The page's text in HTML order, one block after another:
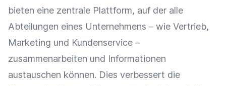
bieten eine zentrale Plattform, auf der alle
Abteilungen eines Unternehmens – wie Vertrieb,
Marketing und Kundenservice –
zusammenarbeiten und Informationen
austauschen können. Dies verbessert die